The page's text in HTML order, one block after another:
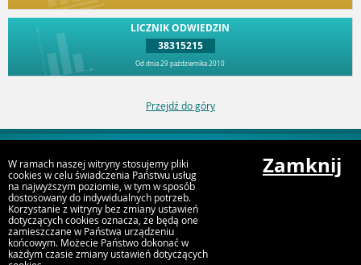
LICZNIK ODWIEDZIN
38315215
Od dnia 29 października 2010
Przejdź do góry
Deklaracja dostępności
W ramach naszej witryny stosujemy pliki
cookies w celu świadczenia Państwu usług
na najwyższym poziomie, w tym w sposób
dostosowany do indywidualnych potrzeb.
Korzystanie z witryny bez zmiany ustawień
dotyczących cookies oznacza, że będą one
zamieszczane w Państwa urządzeniu
końcowym. Możecie Państwo dokonać w
każdym czasie zmiany ustawień dotyczących
Zamknij